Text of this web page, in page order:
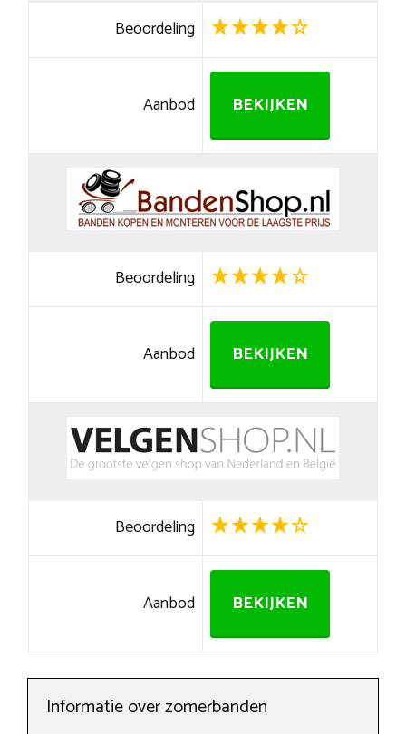
Beoordeling
Aanbod BEKIJKEN
Beoordeling
Aanbod BEKIJKEN
Beoordeling
Aanbod BEKIJKEN
Informatie over zomerbanden